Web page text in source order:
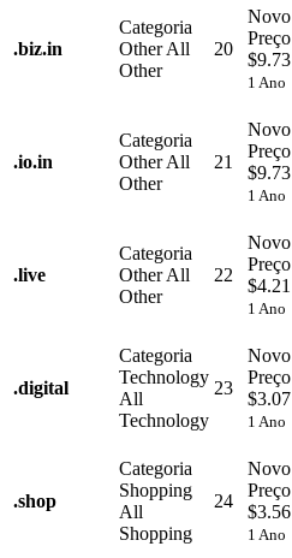
.biz.in
Categoria
OtherAll
Other
20
Novo
Preço
$9.73
1 Ano
.io.in
Categoria
OtherAll
Other
21
Novo
Preço
$9.73
1 Ano
.live
Categoria
OtherAll
Other
22
Novo
Preço
$4.21
1 Ano
.digital
Categoria
Technology
All
Technology
23
Novo
Preço
$3.07
1 Ano
.shop
Categoria
Shopping
All
Shopping
24
Novo
Preço
$3.56
1 Ano